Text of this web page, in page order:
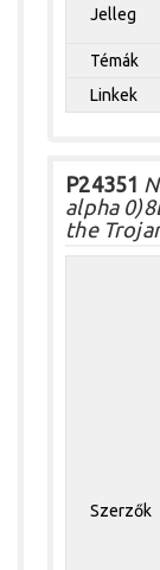
Jelleg
Témák
Linkek
P24351
alpha
the
Szerzők